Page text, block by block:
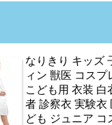
なりきり キッズ
ィン 獣医 コスプ
こども用 衣装 白
者 診察衣 実験衣
ども ジュニア コ